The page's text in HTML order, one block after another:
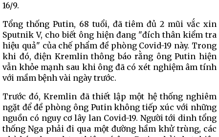
16/9.
Tổng thống Putin, 68 tuổi, đã tiêm đủ 2 mũi vắc xin
Sputnik V, cho biết ông hiện đang "đích thân kiểm tra
hiệu quả" của chế phẩm đề phòng Covid-19 này. Trong
khi đó, điện Kremlin thông báo rằng ông Putin hiện
vẫn khỏe mạnh sau khi ông đã có xét nghiệm âm tính
với mầm bệnh vài ngày trước.
Trước đó, Kremlin đã thiết lập một hệ thống nghiêm
ngặt để đề phòng ông Putin không tiếp xúc với những
nguồn có nguy cơ lây lan Covid-19. Người tới dinh tổng
thống Nga phải đi qua một đường hầm khử trùng, các